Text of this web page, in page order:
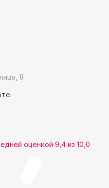
8
оценкой 9,4 из 10,0